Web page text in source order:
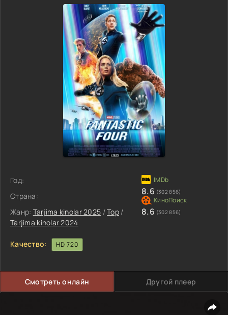
Год:
Страна:
Жанр: Tarjima kinolar 2025 /Top/
Tarjima kinolar 2024
8.6 (302 856)
8.6 (302 856)
Качество: HD 720
Смотреть онлайн Другой плеер